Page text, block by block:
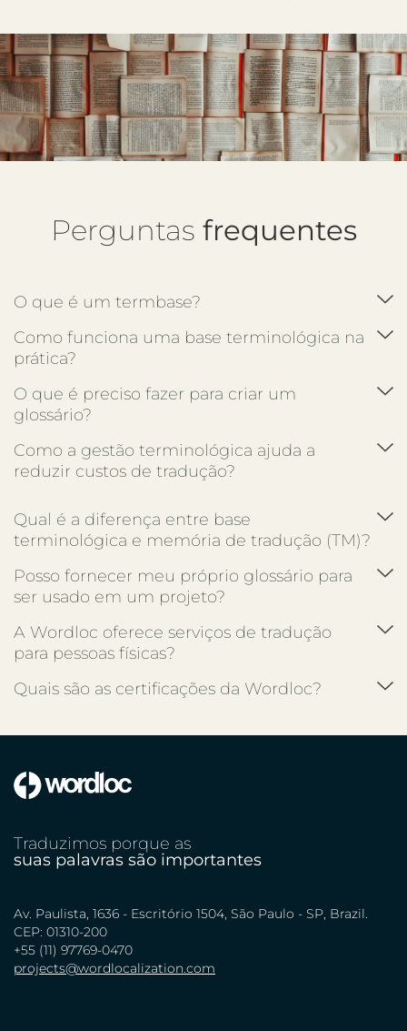
Perguntas frequentes
O que é um termbase?
Como funciona uma base terminológica na
prática?
O que é preciso fazer para criar um
glossário?
Como a gestão terminológica ajuda a
reduzir custos de tradução?
Qual é a diferença entre base
terminológica e memória de tradução (TM)?
Posso fornecer meu próprio glossário para
ser usado em um projeto?
A Wordloc oferece serviços de tradução
para pessoas físicas?
Quais são as certificações da Wordloc?
Traduzimos porque as
suas palavras são importantes
Av. Paulista, 1636 - Escritório 1504, São Paulo - SP, Brazil.
CEP: 01310-200
+55 (11) 97769-0470
projects@wordlocalization.com